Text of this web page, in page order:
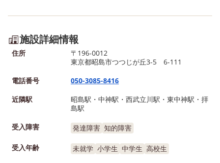
施設詳細情報
住所
〒196-0012
東京都昭島市つつじが丘3-5 6-111
電話番号
050-3085-8416
近隣駅
昭島駅・中神駅・西武立川駅・東中神駅・拝
島駅
受入障害
発達障害 知的障害
受入年齢 未就学 小学生 中学生 高校生